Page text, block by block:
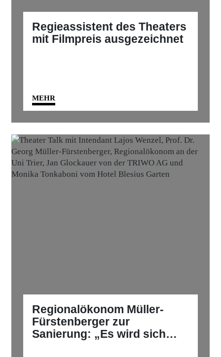
Regieassistent des Theaters
mit Filmpreis ausgezeichnet
MEHR
Regionalökonom Müller-
Fürstenberger zur
Sanierung: „Es wird sich